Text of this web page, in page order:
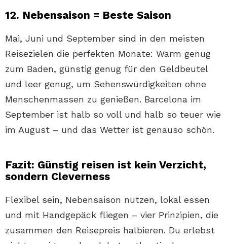
12. Nebensaison = Beste Saison
Mai, Juni und September sind in den meisten
Reisezielen die perfekten Monate: Warm genug
zum Baden, günstig genug für den Geldbeutel
und leer genug, um Sehenswürdigkeiten ohne
Menschenmassen zu genießen. Barcelona im
September ist halb so voll und halb so teuer wie
im August – und das Wetter ist genauso schön.
Fazit: Günstig reisen ist kein Verzicht,
sondern Cleverness
Flexibel sein, Nebensaison nutzen, lokal essen
und mit Handgepäck fliegen – vier Prinzipien, die
zusammen den Reisepreis halbieren. Du erlebst